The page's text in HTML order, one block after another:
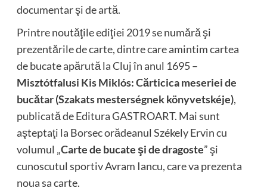
documentar şi de artă.
Printre noutăţile ediţiei 2019 se numără şi
prezentările de carte, dintre care amintim cartea
de bucate apărută la Cluj în anul 1695 –
Misztótfalusi Kis Miklós: Cărticica meseriei de
bucătar (Szakats mesterségnek könyvetskéje),
publicată de Editura GASTROART. Mai sunt
aşteptaţi la Borsec orădeanul Székely Ervin cu
volumul „Carte de bucate şi de dragoste” şi
cunoscutul sportiv Avram Iancu, care va prezenta
noua sa carte.